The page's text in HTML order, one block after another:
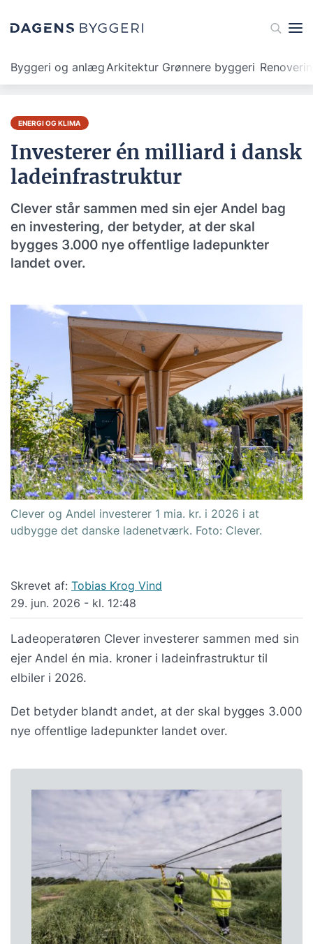
Byggeri og anlægArkitektur Grønnere byggeri
ENERGI OG KLIMA
Investerer én milliard i dansk
ladeinfrastruktur
Clever står sammen med sin ejer Andel bag
en investering, der betyder, at der skal
bygges 3.000 nye offentlige ladepunkter
landet over.
Clever og Andel investerer 1 mia. kr. i 2026 i at
udbygge det danske ladenetværk. Foto: Clever.
Skrevet af: Tobias Krog Vind
29. jun. 2026 - kl. 12:48
Ladeoperatøren Clever investerer sammen med sin
ejer Andel én mia. kroner i ladeinfrastruktur til
elbiler i 2026.
Det betyder blandt andet, at der skal bygges 3.000
nye offentlige ladepunkter landet over.